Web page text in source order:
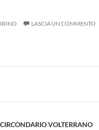
LASCIA UN COMMENTO
VOLTERRANO